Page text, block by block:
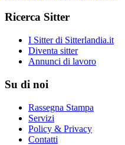
Ricerca Sitter
I Sitter di Sitterlandia.it
Diventa sitter
Annunci di lavoro
Su di noi
Rassegna Stampa
Servizi
Policy & Privacy
Contatti